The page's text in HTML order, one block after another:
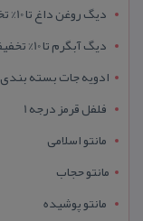
دیگ روغن داغ تا 10% تخفیف
دیگ آبگرم تا 10% تخفیف
ادویه جات بسته بندی
فلفل قرمز درجه 1
مانتو اسلامی
مانتو حجاب
مانتو پوشیده